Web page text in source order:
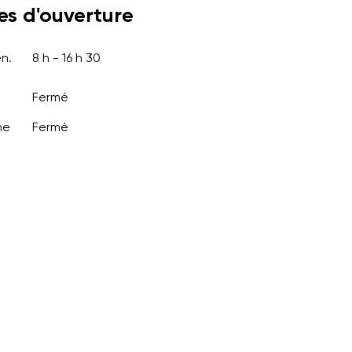
d'ouverture
8 h - 16 h 30
Fermé
Fermé